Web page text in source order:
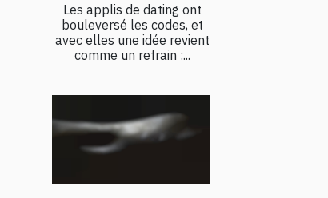
Les applis de dating ont
bouleversé les codes, et
avec elles une idée revient
comme un refrain :...